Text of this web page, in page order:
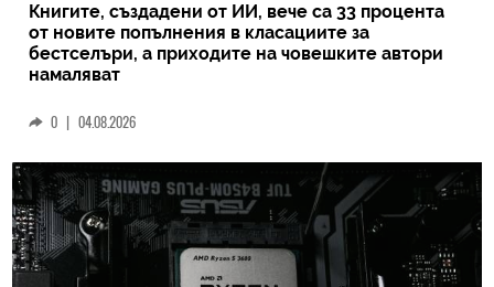
Книгите, създадени от ИИ, вече са 33 процента
от новите попълнения в класациите за
бестселъри, а приходите на човешките автори
намаляват
0 04.08.2026